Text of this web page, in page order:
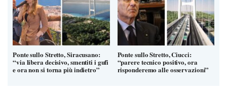
Ponte sullo Stretto, Siracusano:
“via libera decisivo, smentiti i gufi
e ora non si torna più indietro”
Ponte sullo Stretto, Ciucci:
“parere tecnico positivo, ora
risponderemo alle osservazioni”